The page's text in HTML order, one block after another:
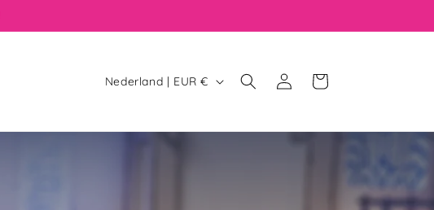
Nederland | EUR € Inloggen
Winkelwagen